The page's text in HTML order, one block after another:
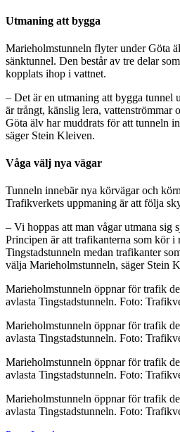
Utmaning att bygga
Marieholmstunneln flyter under Göta
sänktunnel. Den består av tre delar
kopplats ihop i vattnet.
– Det är en utmaning att bygga tunnel
är trångt, känslig lera, vattenströmmar
Göta älv har muddrats för att tunneln
säger Stein Kleiven.
Våga välj nya vägar
Tunneln innebär nya körvägar och
Trafikverkets uppmaning är att följa
– Vi hoppas att man vågar utmana sig
Principen är att trafikanterna som kör
Tingstadstunneln medan trafikanter
välja Marieholmstunneln, säger Stein
Marieholmstunneln öppnar för trafik
avlasta Tingstadstunneln. Foto:
Marieholmstunneln öppnar för trafik
avlasta Tingstadstunneln. Foto:
Marieholmstunneln öppnar för trafik
avlasta Tingstadstunneln. Foto:
Marieholmstunneln öppnar för trafik
avlasta Tingstadstunneln. Foto: